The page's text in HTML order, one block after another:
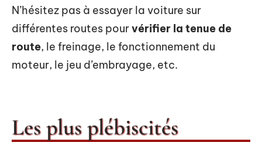
N’hésitez pas à essayer la voiture sur
différentes routes pourvérifier la tenue de
route, le freinage, le fonctionnement du
moteur, le jeu d’embrayage, etc.
Les plus plébiscités